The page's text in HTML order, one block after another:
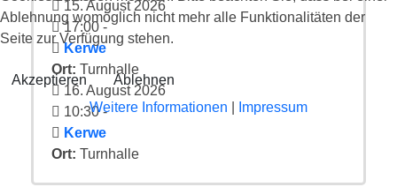
15. August 2026
17:00-
Kerwe
Ort: Turnhalle
16. August 2026
10:30-
Kerwe
Ort: Turnhalle
Ablehnung womöglich nicht mehr alle Funktionalitäten der
Seite zur Verfügung stehen.
Akzeptieren
Ablehnen
Weitere Informationen
Impressum